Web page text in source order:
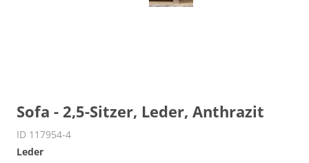
Sofa - 2,5-Sitzer, Leder, Anthrazit
ID 117954-4
Leder